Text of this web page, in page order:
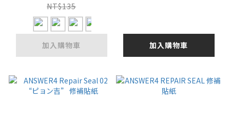
NT$135
加入購物車 加入購物車